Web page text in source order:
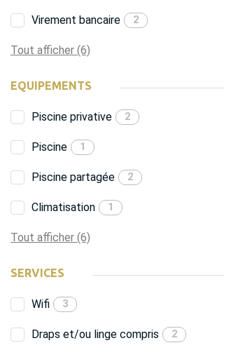
Virement bancaire 2
Tout afficher (6)
EQUIPEMENTS
Piscine privative 2
Piscine 1
Piscine partagée 2
Climatisation 1
Tout afficher (6)
SERVICES
Wifi 3
Draps et/ou linge compris 2